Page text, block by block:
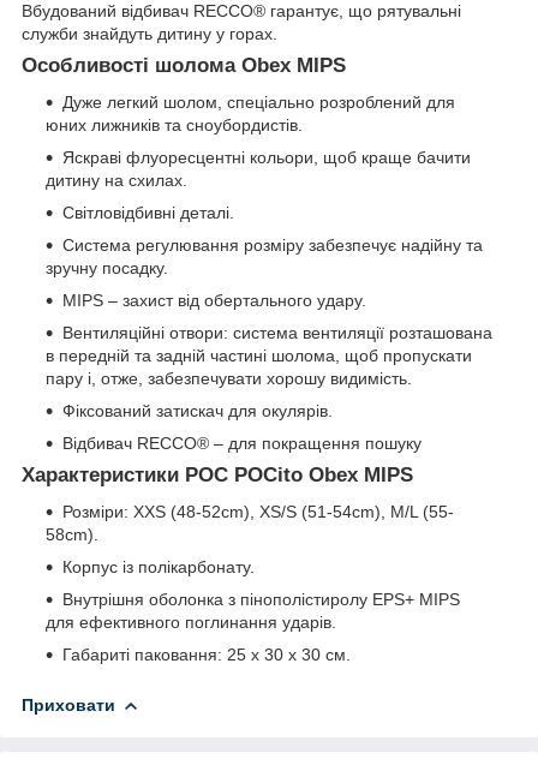
Вбудований відбивач RECCO® гарантує, що рятувальні
служби знайдуть дитину у горах.
Особливості шолома Obex MIPS
Дуже легкий шолом, спеціально розроблений для
юних лижників та сноубордистів.
Яскраві флуоресцентні кольори, щоб краще бачити
дитину на схилах.
Світловідбивні деталі.
Система регулювання розміру забезпечує надійну та
зручну посадку.
MIPS – захист від обертального удару.
Вентиляційні отвори: система вентиляції розташована
в передній та задній частині шолома, щоб пропускати
пару і, отже, забезпечувати хорошу видимість.
Фіксований затискач для окулярів.
Відбивач RECCO® – для покращення пошуку
Характеристики POC POCito Obex MIPS
Розміри: XXS (48-52cm), XS/S (51-54cm), M/L (55-
58cm).
Корпус із полікарбонату.
Внутрішня оболонка з пінополістиролу EPS+ MIPS
для ефективного поглинання ударів.
Габариті паковання: 25 х 30 х 30 см.
Приховати